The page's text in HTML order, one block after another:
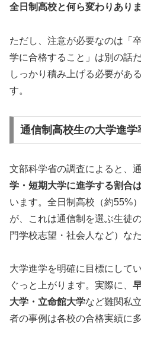
全日制高校と何ら変わりあり
ただし、注意が必要なのは「
学に合格すること」は別の話
しっかり積み上げる必要があ
す。
通信制高校生の大学進学
文部科学省の調査によると、
学・短期大学に進学する割合
います。全日制高校（約55%
が、これは通信制を選ぶ生徒
門学校志望・社会人など）なた
大学進学を明確に目標にして
ぐっと上がります。実際に、
大学・立命館大学など難関私
者の事例は各校の合格実績に